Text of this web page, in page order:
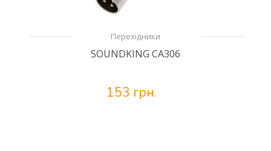
Перехідники
SOUNDKING CA306
153 грн.